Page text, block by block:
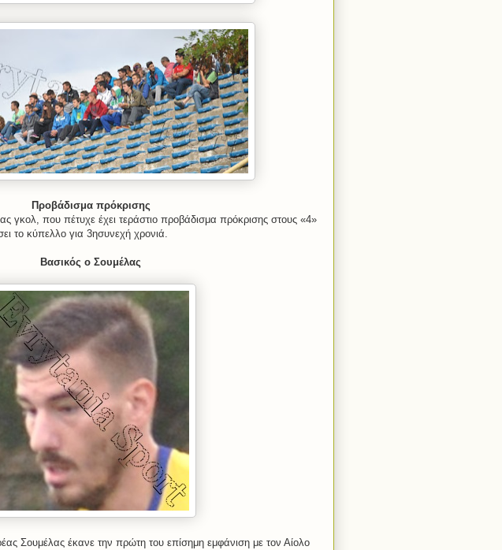
Προβάδισμα πρόκρισης
γκολ, που πέτυχε έχει τεράστιο προβάδισμα πρόκρισης στους «4»
το κύπελλο για 3ησυνεχή χρονιά.
Βασικός ο Σουμέλας
Σουμέλας έκανε την πρώτη του επίσημη εμφάνιση με τον Αίολο